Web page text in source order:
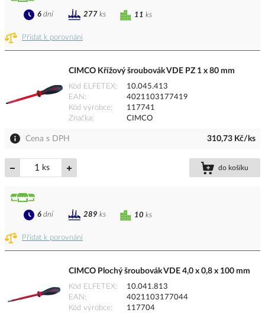
Přidat k porovnání
11 ks
6 dní 277 ks
CIMCO Křížový šroubovák VDE PZ 1 x 80 mm
Kód ELFETEX
10.045.413
EAN
4021103177419
Kód výrobce
117741
Značka
CIMCO
Cena s DPH 310,73 Kč/ks
ks do košíku
Přidat k porovnání
10 ks
6 dní 289 ks
CIMCO Plochý šroubovák VDE 4,0 x 0,8 x 100 mm
Kód ELFETEX
10.041.813
EAN
4021103177044
Kód výrobce
117704